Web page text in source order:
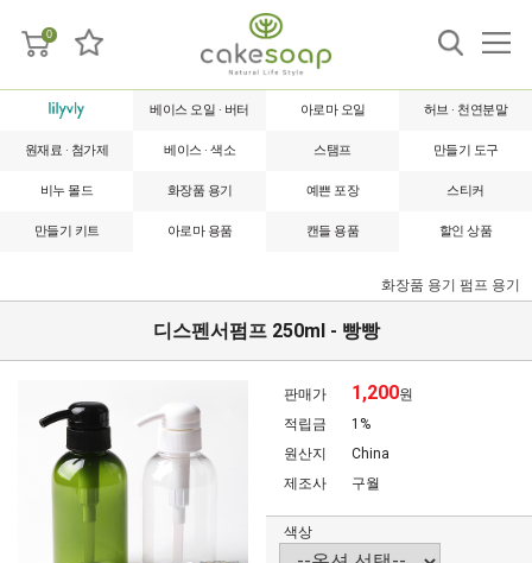
0
베이스 오일 · 버터 아로마 오일 허브 · 천연분말
원재료 · 첨가제 베이스 · 색소 스탬프 만들기 도구
비누 몰드 화장품 용기 예쁜 포장 스티커
만들기 키트 아로마 용품 캔들 용품 할인 상품
화장품 용기 펌프 용기
디스펜서펌프 250ml - 빵빵
판매가 1,200원
적립금
1%
원산지
China
제조사
구월
색상